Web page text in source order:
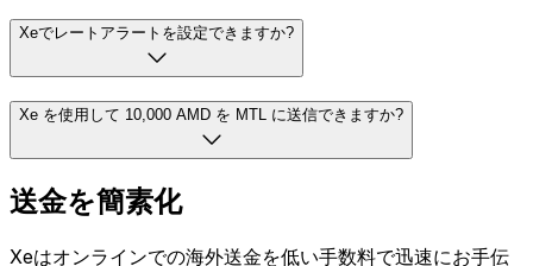
Xeでレートアラートを設定できますか?
Xe を使用して 10,000 AMD を MTL に送信できますか?
送金を簡素化
Xeはオンラインでの海外送金を低い手数料で迅速にお手伝